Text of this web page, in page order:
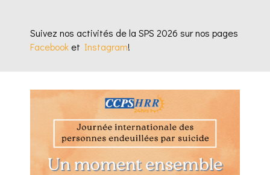
Suivez nos activités de la SPS 2026 sur nos pages
Facebook et Instagram!